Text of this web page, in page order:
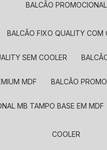
BALCÃO PROMOCIONAL
BALCÃO FIXO QUALITY
SEM COOLER
MDF BALCÃO
MB TAMPO BASE EM MDF
COOLER